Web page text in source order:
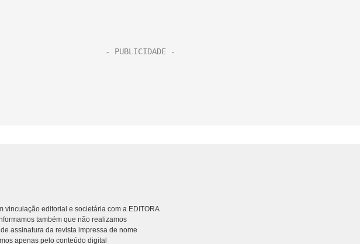
vinculação editorial e societária com a EDITORA
também que não realizamos
assinatura da revista impressa de nome
apenas pelo conteúdo digital